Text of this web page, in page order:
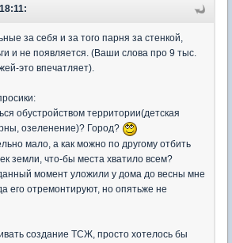
за себя и за того парня за стенкой,
и не появляется. (Ваши слова про 9 тыс.
это впечатляет).
обустройством территории(детская
озеленение)? Город?
мало, а как можно по другому отбить
земли, что-бы места хватило всем?
момент уложили у дома до весны мне
его отремонтируют, но опятьже не
создание ТСЖ, просто хотелось бы